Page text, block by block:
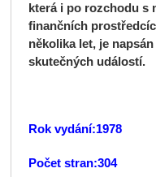
která i po rozchodu s
finančních
několika let, je
skutečných událostí.
Rok vydání:1978
Počet stran:304